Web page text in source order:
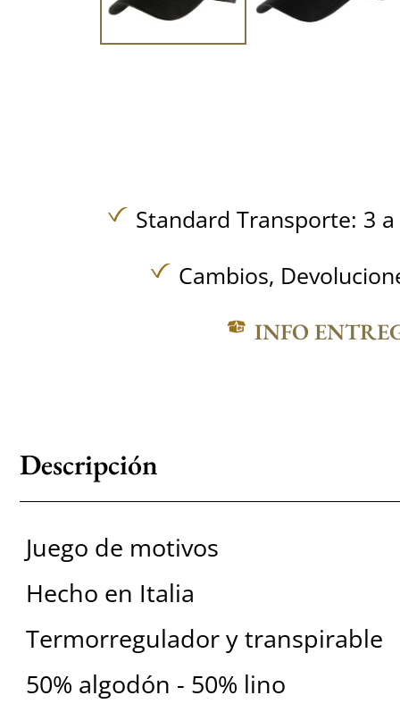
Standard Transporte: 3
Cambios,
INFO
Descripción
Juego de motivos
Hecho en Italia
Termorregulador y transpirable
50% algodón - 50% lino